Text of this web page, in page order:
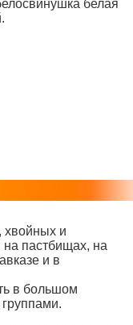
белая
хвойных и
на пастбищах, на
и в
в большом
группами.